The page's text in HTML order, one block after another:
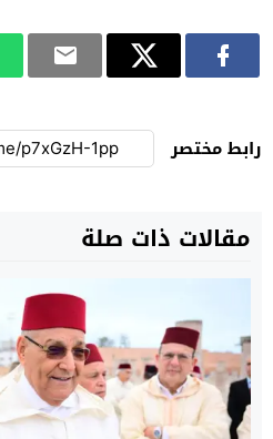
رابط مختصر
مقالات ذات صلة